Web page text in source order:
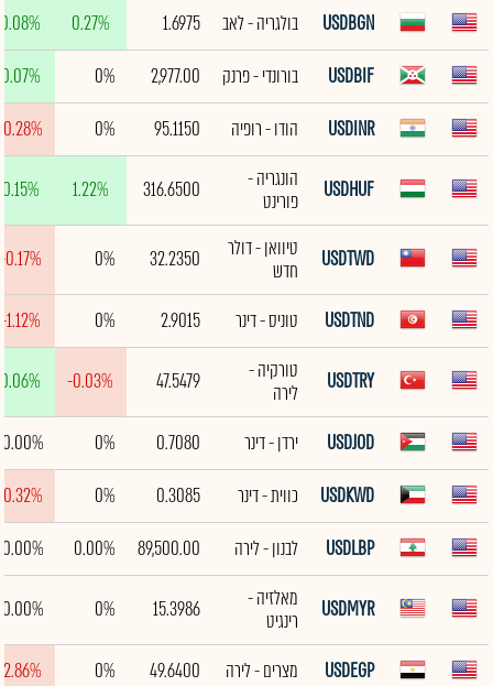
USDBGN בולגריה - לאב 1.6975
0.27%
0.08%
USDBIF
בורונדי - פרנק 2,977.00
0%
0.07%
USDINR
הודו - רופיה 95.1150
0%
USDHUF
הונגריה -
פורינט
316.6500
1.22%
0.15%
USDTWD
טיוואן - דולר
חדש
32.2350
0%
-0.17%
USDTND טוניס - דינר 2.9015
0%
-1.12%
USDTRY
טורקיה -
לירה
47.5479
-0.03%
0.06%
USDJOD ירדן - דינר 0.7080
0%
0.00%
USDKWD
כווית - דינר 0.3085
0%
USDLBP
לבנון - לירה 89,500.00
0.00%
0.00%
USDMYR
מאלזיה -
רינגיט
15.3986
0%
0.00%
USDEGP מצרים - לירה 49.6400
0%
-2.86%